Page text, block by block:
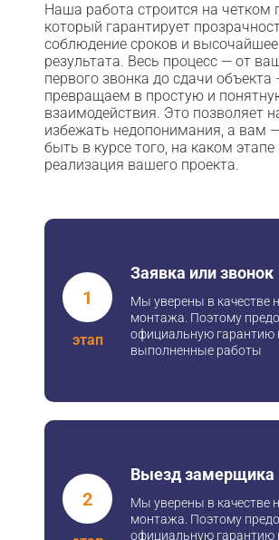
Наша работа строится на четком
который гарантирует
соблюдение сроков и высочайшее
результата. Весь процесс — от
первого звонка до сдачи
превращаем в простую и
взаимодействия. Это позволяет
избежать недопонимания, а вам
быть в курсе того, на каком этапе
реализация вашего проекта.
1
этап
Заявка или звонок
Мы уверены в качестве
монтажа. Поэтому
официальную гарантию
выполненные работы
2
Выезд замерщика
Мы уверены в качестве
монтажа. Поэтому
официальную гарантию